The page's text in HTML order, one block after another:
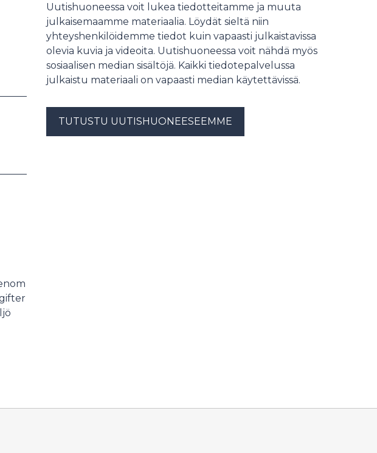
vesistöihin kohdistuviin vaikutuksiin
sekä yhteisvaikutuksiin muiden
tuulivoimahankkeiden kanssa.
Lisäksi siinä korostettiin
lieventämistoimenpiteiden
tärkeyttä.
vähemmän.
Uutishuoneessa voit lukea tiedotteitamme ja muuta
julkaisemaamme materiaalia. Löydät sieltä niin
yhteyshenkilöidemme tiedot kuin vapaasti julkaistavissa
olevia kuvia ja videoita. Uutishuoneessa voit nähdä myös
sosiaalisen median sisältöjä. Kaikki tiedotepalvelussa
julkaistu materiaali on vapaasti median käytettävissä.
TUTUSTU UUTISHUONEESEEMME